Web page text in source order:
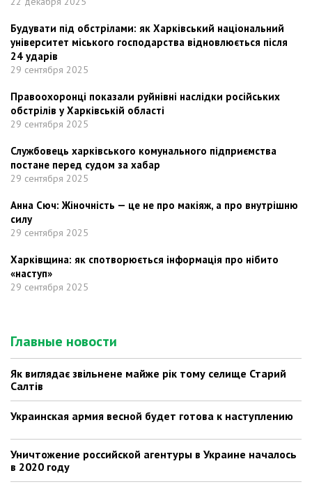
Будувати під обстрілами: як Харківський національний
університет міського господарства відновлюється після
24 ударів
29 сентября 2025
Правоохоронці показали руйнівні наслідки російських
обстрілів у Харківській області
29 сентября 2025
Службовець харківського комунального підприємства
постане перед судом за хабар
29 сентября 2025
Анна Сюч: Жіночність — це не про макіяж, а про внутрішню
силу
29 сентября 2025
Харківщина: як спотворюється інформація про нібито
«наступ»
29 сентября 2025
Главные новости
Як виглядає звільнене майже рік тому селище Старий
Салтів
Украинская армия весной будет готова к наступлению
Уничтожение российской агентуры в Украине началось
в 2020 году